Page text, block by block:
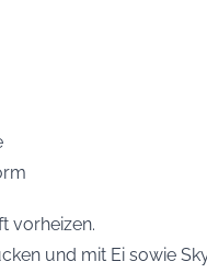
vorheizen.
und mit Ei sowie